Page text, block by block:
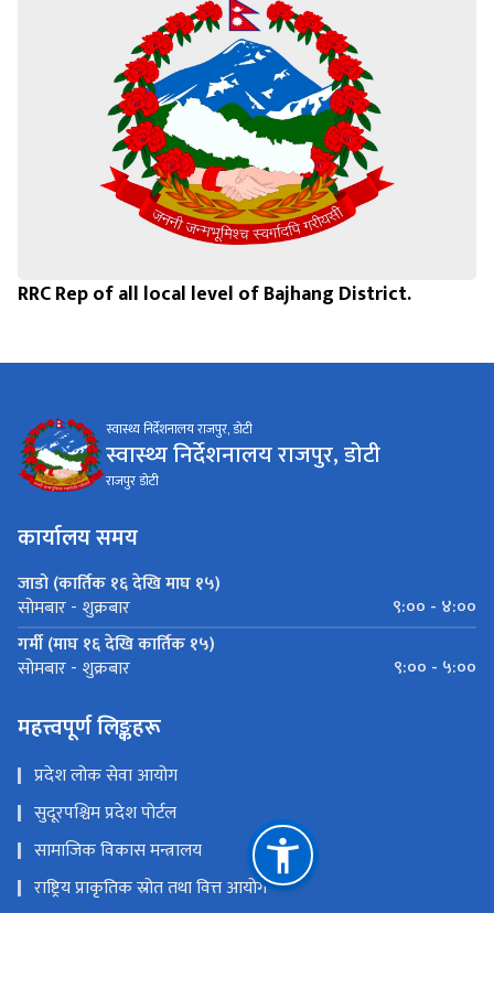
RRC Rep of all local level of Bajhang District.
स्वास्थ्य निर्देशनालय राजपुर, डोटी
स्वास्थ्य निर्देशनालय राजपुर, डोटी
राजपुर डोटी
कार्यालय समय
जाडो (कार्तिक १६ देखि माघ १५)
सोमबार - शुक्रबार
९:०० - ४:००
गर्मी (माघ १६ देखि कार्तिक १५)
सोमबार - शुक्रबार ९:०० - ५:००
महत्त्वपूर्ण लिङ्कहरू
प्रदेश लोक सेवा आयोग
सुदूरपश्चिम प्रदेश पोर्टल
सामाजिक विकास मन्त्रालय
राष्ट्रिय प्राकृतिक स्रोत तथा वित्त आयोग